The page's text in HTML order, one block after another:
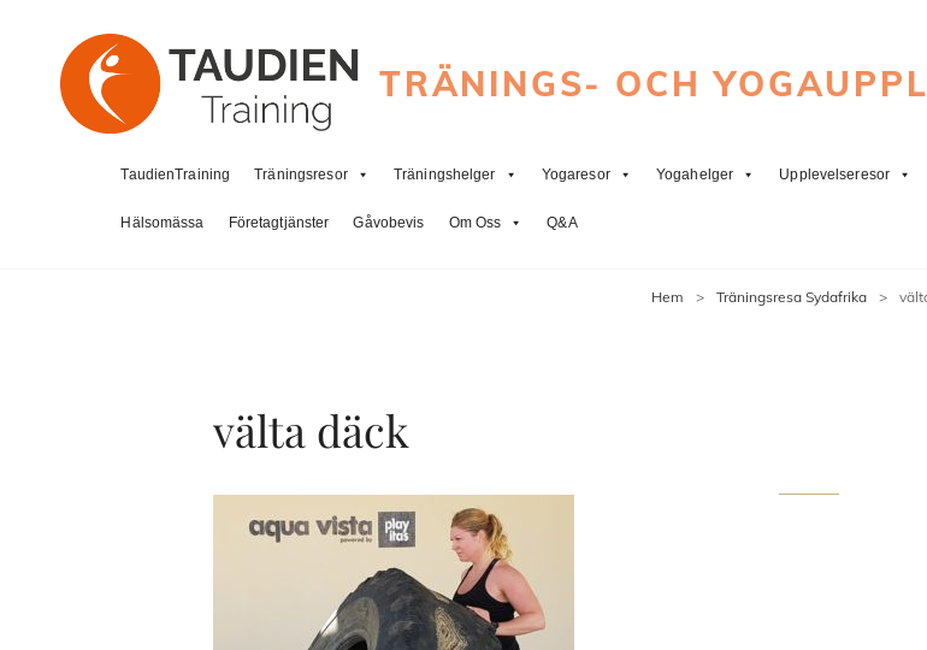
TRÄNINGS- OCH
TaudienTraining Träningsresor Träningshelger Yogaresor Yogahelger Upplevelseresor
Hälsomässa Företagtjänster Gåvobevis Om Oss Q&A
Hem > Träningsresa Sydafrika >
välta däck